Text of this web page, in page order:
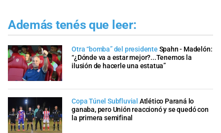
Además tenés que leer:
Otra “bomba” del presidente Spahn - Madelón:
“¿Dónde va a estar mejor?...Tenemos la
ilusión de hacerle una estatua”
Copa Túnel Subfluvial Atlético Paraná lo
ganaba, pero Unión reaccionó y se quedó con
la primera semifinal